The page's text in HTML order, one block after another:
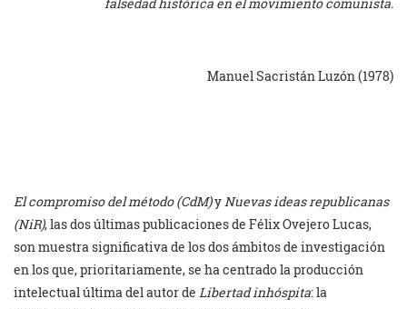
Manuel Sacristán Luzón (1978)
El compromiso del método (CdM)y Nuevas ideas republicanas
(NiR), las dos últimas publicaciones de Félix Ovejero Lucas,
son muestra significativa de los dos ámbitos de investigación
en los que, prioritariamente, se ha centrado la producción
intelectual última del autor de Libertad inhóspita: la